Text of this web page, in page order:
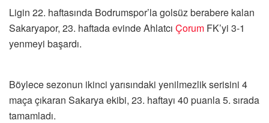
Ligin 22. haftasında Bodrumspor’la golsüz berabere kalan
Sakaryapor, 23. haftada evinde Ahlatcı Çorum FK’yi 3-1
yenmeyi başardı.
Böylece sezonun ikinci yarısındaki yenilmezlik serisini 4
maça çıkaran Sakarya ekibi, 23. haftayı 40 puanla 5. sırada
tamamladı.